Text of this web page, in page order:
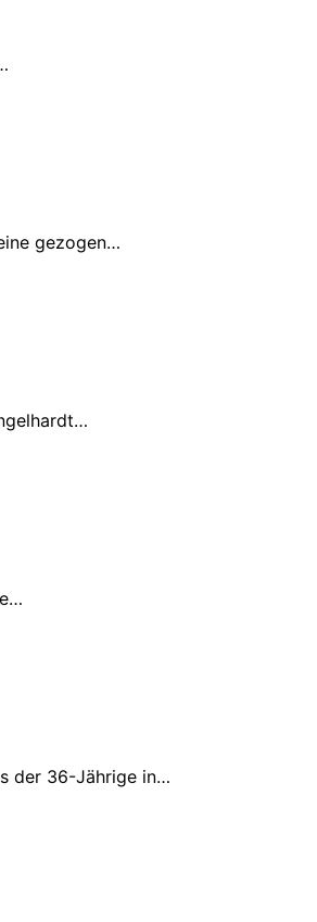
gezogen…
der 36-Jährige in…